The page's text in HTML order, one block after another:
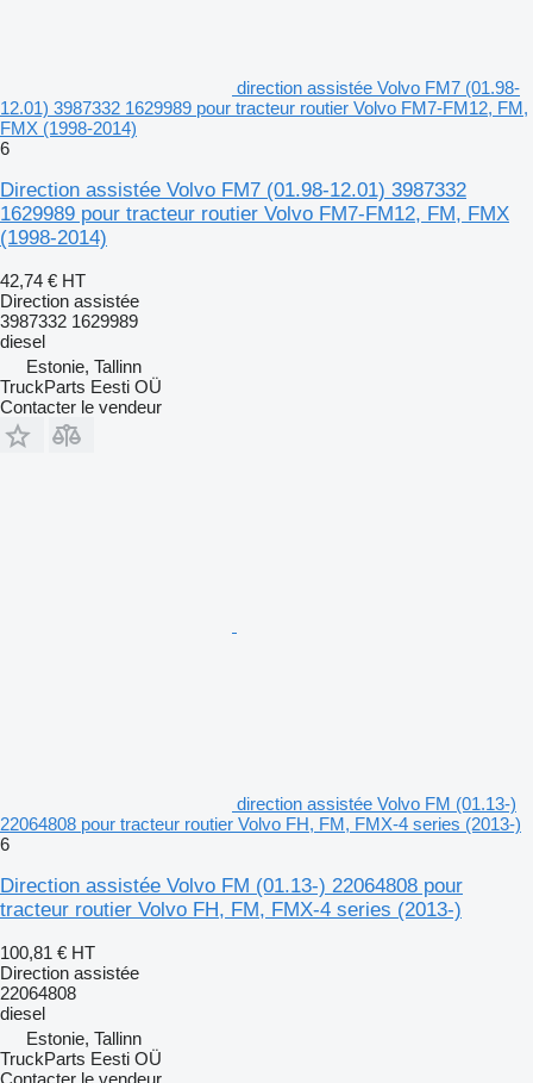
direction assistée Volvo FM7 (01.98-
12.01) 3987332 1629989 pour tracteur routier Volvo FM7-FM12, FM,
FMX (1998-2014)
6
Direction assistée Volvo FM7 (01.98-12.01) 3987332
1629989 pour tracteur routier Volvo FM7-FM12, FM, FMX
(1998-2014)
42,74 € HT
Direction assistée
3987332 1629989
diesel
Estonie, Tallinn
TruckParts Eesti OÜ
Contacter le vendeur
direction assistée Volvo FM (01.13-)
22064808 pour tracteur routier Volvo FH, FM, FMX-4 series (2013-)
6
Direction assistée Volvo FM (01.13-) 22064808 pour
tracteur routier Volvo FH, FM, FMX-4 series (2013-)
100,81 € HT
Direction assistée
22064808
diesel
Estonie, Tallinn
TruckParts Eesti OÜ
Contacter le vendeur